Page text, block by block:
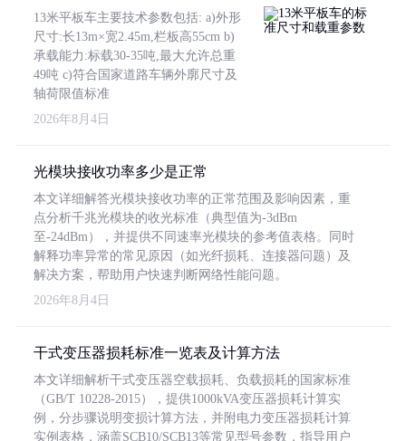
13米平板车主要技术参数包括: a)外形
尺寸:长13m×宽2.45m,栏板高55cm b)
承载能力:标载30-35吨,最大允许总重
49吨 c)符合国家道路车辆外廓尺寸及
轴荷限值标准
2026年8月4日
光模块接收功率多少是正常
本文详细解答光模块接收功率的正常范围及影响因素，重
点分析千兆光模块的收光标准（典型值为-3dBm
至-24dBm），并提供不同速率光模块的参考值表格。同时
解释功率异常的常见原因（如光纤损耗、连接器问题）及
解决方案，帮助用户快速判断网络性能问题。
2026年8月4日
干式变压器损耗标准一览表及计算方法
本文详细解析干式变压器空载损耗、负载损耗的国家标准
（GB/T 10228-2015），提供1000kVA变压器损耗计算实
例，分步骤说明变损计算方法，并附电力变压器损耗计算
实例表格，涵盖SCB10/SCB13等常见型号参数，指导用户